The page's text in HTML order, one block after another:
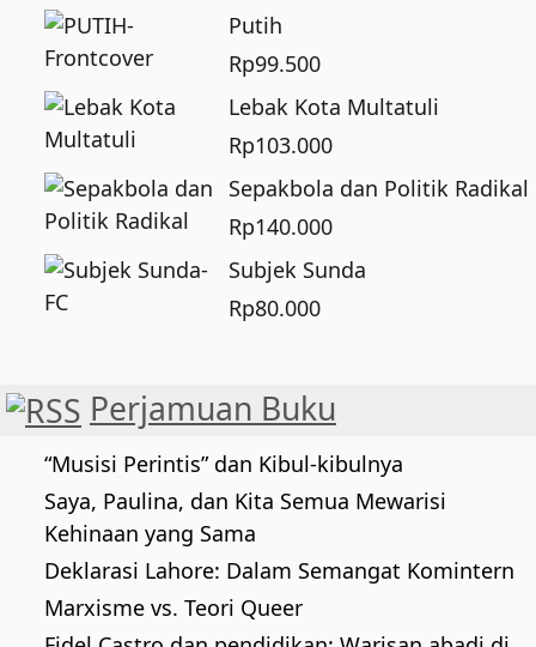
Putih
Rp99.500
Lebak Kota Multatuli
Rp103.000
Sepakbola dan Politik Radikal
Rp140.000
Subjek Sunda
Rp80.000
Perjamuan Buku
“Musisi Perintis” dan Kibul-kibulnya
Saya, Paulina, dan Kita Semua Mewarisi
Kehinaan yang Sama
Deklarasi Lahore: Dalam Semangat Komintern
Marxisme vs. Teori Queer